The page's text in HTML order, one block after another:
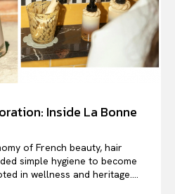
Inside La Bonne
of French beauty, hair
simple hygiene to become
in wellness and heritage....